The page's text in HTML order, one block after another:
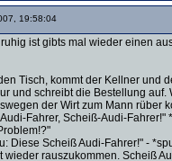
19:58:04
ist gibts mal wieder einen
Tisch, kommt der Kellner und
und schreibt die Bestellung
der Wirt zum Mann rüber
Fahrer, Scheiß-Audi-Fahrer!"
Diese Scheiß Audi-Fahrer!" -
rauszukommen. Scheiß